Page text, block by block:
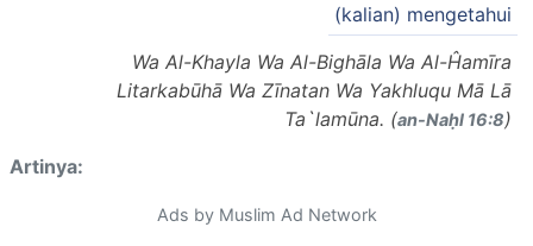
(kalian) mengetahui
Wa Al-Khayla Wa Al-Bighāla Wa Al-Ĥamīra
Litarkabūhā Wa Zīnatan Wa Yakhluqu Mā Lā
Ta`lamūna. (an-Naḥl 16:8)
Artinya:
Ads by Muslim Ad Network